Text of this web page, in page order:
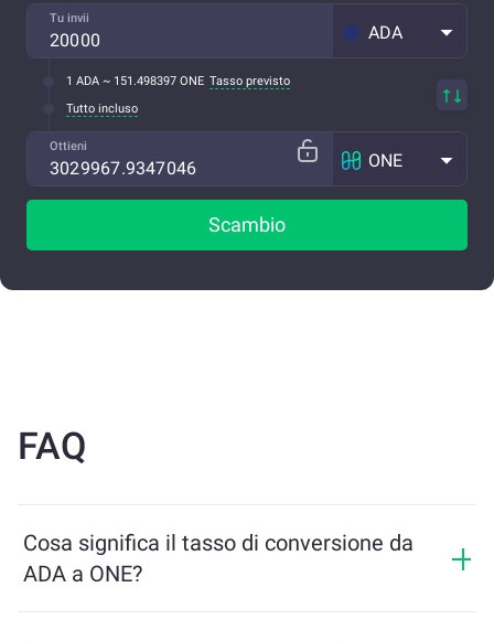
Tu invii
ADA
1 ADA ~ 151.498397 ONE Tasso previsto
Tutto incluso
Ottieni
ONE
Scambio
FAQ
Cosa significa il tasso di conversione da
ADA a ONE?